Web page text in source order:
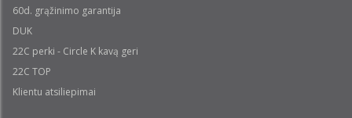
60d. grąžinimo garantija
DUK
22C perki - Circle K kavą geri
22C TOP
Klientu atsiliepimai